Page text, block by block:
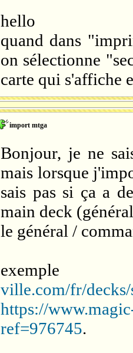
hello
quand dans
on sélectionne
carte qui s'affiche
import mtga
Bonjour, je ne
mais lorsque
sais pas si ça a
main deck
le général /
ville.com/fr/
https://
ref=976745.